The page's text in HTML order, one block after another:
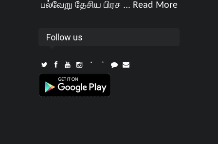
பல்வேறு தேசிய பிரச ... Read More
Follow us